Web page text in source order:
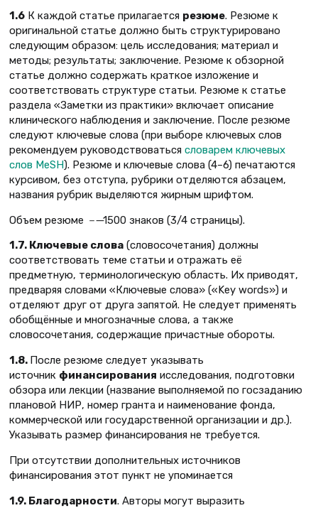
1.6 К каждой статье прилагается резюме. Резюме к
оригинальной статье должно быть структурировано
следующим образом: цель исследования; материал и
методы; результаты; заключение. Резюме к обзорной
статье должно содержать краткое изложение и
соответствовать структуре статьи. Резюме к статье
раздела «Заметки из практики» включает описание
клинического наблюдения и заключение. После резюме
следуют ключевые слова (при выборе ключевых слов
рекомендуем руководствоваться словарем ключевых
слов MeSH). Резюме и ключевые слова (4–6) печатаются
курсивом, без отступа, рубрики отделяются абзацем,
названия рубрик выделяются жирным шрифтом.
Объем резюме －̶ 1500 знаков (3/4 страницы).
1.7. Ключевые слова (словосочетания) должны
соответствовать теме статьи и отражать её
предметную, терминологическую область. Их приводят,
предваряя словами «Ключевые слова» («Key words») и
отделяют друг от друга запятой. Не следует применять
обобщённые и многозначные слова, а также
словосочетания, содержащие причастные обороты.
1.8. После резюме следует указывать
источник финансирования исследования, подготовки
обзора или лекции (название выполняемой по госзаданию
плановой НИР, номер гранта и наименование фонда,
коммерческой или государственной организации и др.).
Указывать размер финансирования не требуется.
При отсутствии дополнительных источников
финансирования этот пункт не упоминается
1.9. Благодарности. Авторы могут выразить